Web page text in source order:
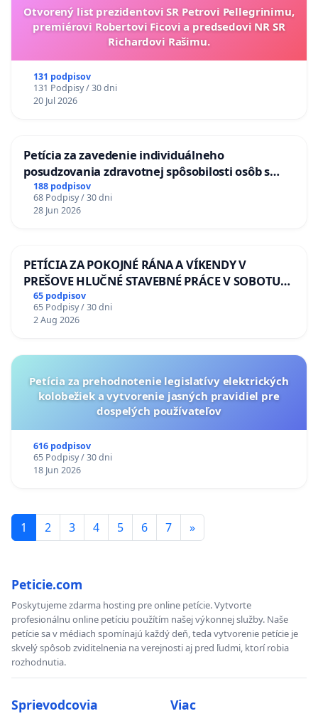
Otvorený list prezidentovi SR Petrovi Pellegrinimu,
premiérovi Robertovi Ficovi a predsedovi NR SR
Richardovi Rašimu.
131 podpisov
131 Podpisy / 30 dni
20 Jul 2026
Petícia za zavedenie individuálneho
posudzovania zdravotnej spôsobilosti osôb s
diabetom 1. a 2. typu pri prijímaní do
Policajného zboru SR
188 podpisov
68 Podpisy / 30 dni
28 Jun 2026
PETÍCIA ZA POKOJNÉ RÁNA A VÍKENDY V
PREŠOVE HLUČNÉ STAVEBNÉ PRÁCE V SOBOTU
LEN OD 9.00 DO 13.00 HOD., CEZ PRACOVNÝ
TÝŽDEŇ CIEĽ 8.00 – 18.00 HOD. A PRAVIDELNÁ
KONTROLA STAVBY C-AREA NA
65 podpisov
65 Podpisy / 30 dni
2 Aug 2026
Petícia za prehodnotenie legislatívy elektrických
kolobežiek a vytvorenie jasných pravidiel pre
dospelých používateľov
616 podpisov
65 Podpisy / 30 dni
18 Jun 2026
1 2 3 4 5 6 7 »
Peticie.com
Poskytujeme zdarma hosting pre online petície. Vytvorte
profesionálnu online petíciu použítím našej výkonnej služby. Naše
petície sa v médiach spomínajú každý deň, teda vytvorenie petície je
skvelý spôsob zviditelnenia na verejnosti aj pred ľudmi, ktorí robia
rozhodnutia.
Sprievodcovia Viac